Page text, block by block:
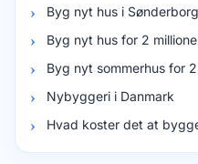
Byg nyt hus i Sønderborg
Byg nyt hus for 2
Byg nyt sommerhus for
Nybyggeri i Danmark
Hvad koster det at